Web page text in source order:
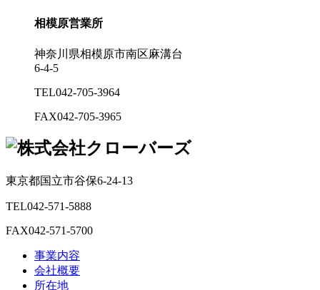
相模原営業所
神奈川県相模原市南区麻溝台
6-4-5
TEL042-705-3964
FAX042-705-3965
東京都国立市谷保6-24-13
TEL042-571-5888
FAX042-571-5700
事業内容
会社概要
所在地